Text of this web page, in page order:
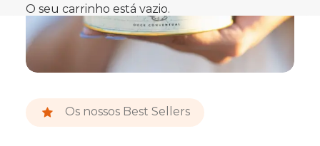
O seu carrinho está vazio.
Os nossos Best Sellers